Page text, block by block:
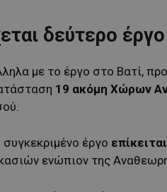
δεύτερο
με το έργο στο Βατί,
19 ακόμη Χώρων
συγκεκριμένο έργο
ενώπιον της